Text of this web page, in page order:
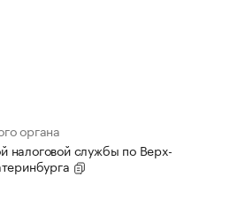
органа
налоговой службы по Верх-